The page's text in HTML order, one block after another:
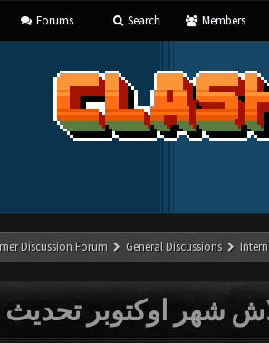
Forums Search Members
Discussion Forum General Discussions
شهر اوكتوبر تحديث